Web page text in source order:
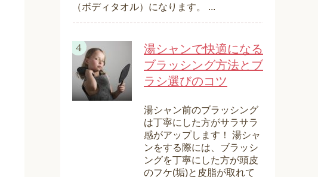
（ボディタオル）になります。 ...
湯シャンで快適になる
ブラッシング方法とブ
ラシ選びのコツ
湯シャン前のブラッシング
は丁寧にした方がサラサラ
感がアップします！ 湯シャ
ンをする際には、ブラッシ
ングを丁寧にした方が頭皮
のフケ(垢)と皮脂が取れて